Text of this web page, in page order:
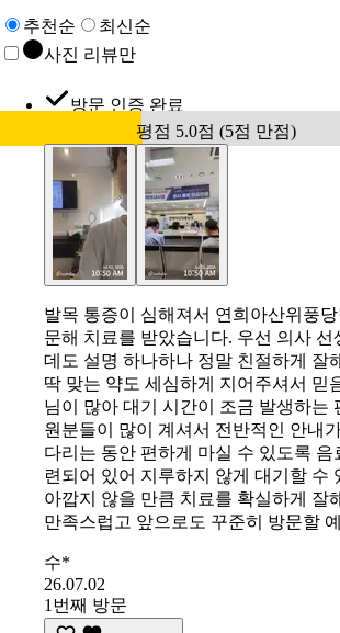
추천순
최신순
사진 리뷰만
방문 인증 완료
평점 5.0점 (5점 만점)
발목 통증이 심해져서 연희아산위풍
문해 치료를 받았습니다. 우선 의사 선
데도 설명 하나하나 정말 친절하게 잘
딱 맞는 약도 세심하게 지어주셔서 믿
님이 많아 대기 시간이 조금 발생하는
원분들이 많이 계셔서 전반적인 안내
다리는 동안 편하게 마실 수 있도록
련되어 있어 지루하지 않게 대기할 수
아깝지 않을 만큼 치료를 확실하게 잘
만족스럽고 앞으로도 꾸준히 방문할 예
수*
26.07.02
1번째 방문